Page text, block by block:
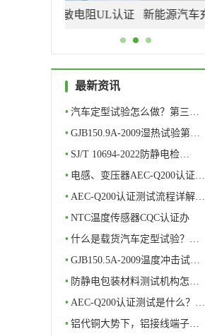
新能源汽车充电枪检测认证
机构
最新资讯
• 汽车定型试验怎么做？第三…
• GJB150.9A-2009湿热试验第…
• SJ/T 10694-2022防静电检…
• 电感、变压器AEC-Q200认证…
• AEC-Q200认证测试流程详解…
• NTC温度传感器CQC认证办
理…
• 什么是载货汽车定型试验？…
• GJB150.5A-2009温度冲击试…
• 防静电包装材料测试机构怎…
• AEC-Q200认证测试是什么？…
• 铝代铜大势下，铝接线端子…